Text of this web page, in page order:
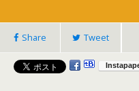
Share Tweet